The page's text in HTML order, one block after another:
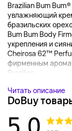
Brazilian Bum
увлажняющий
бразильских
Bum Bum Body
укрепления и
Cheirosa 62™
фирменным
Brazilian...
Читать описание